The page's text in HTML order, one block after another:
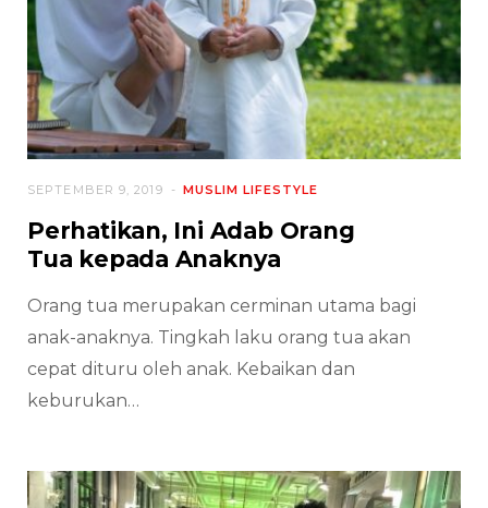
MUSLIM LIFESTYLE
SEPTEMBER 9, 2019
Perhatikan, Ini Adab Orang
Tua kepada Anaknya
Orang tua merupakan cerminan utama bagi
anak-anaknya. Tingkah laku orang tua akan
cepat dituru oleh anak. Kebaikan dan
keburukan…